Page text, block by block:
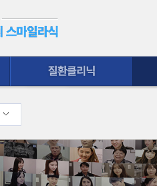
수술체험